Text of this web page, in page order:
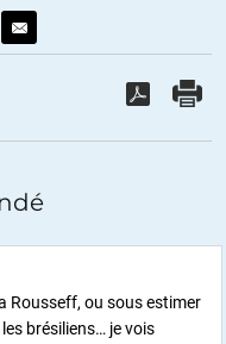
Rousseff, ou sous estimer
brésiliens… je vois